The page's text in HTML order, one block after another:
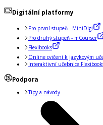
Digitální platformy
Pro první stupeň - MiniDigi
Pro druhý stupeň - mCourser
Flexibooks
Online cvičení k jazykovým
Interaktivní učebnice
Podpora
Tipy a návody